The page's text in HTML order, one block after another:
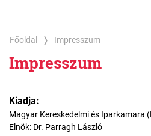
Főoldal Impresszum
Impresszum
Kiadja:
Magyar Kereskedelmi és Iparkamara
Elnök: Dr. Parragh László